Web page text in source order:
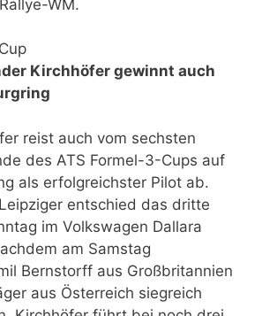
WM.
Kirchhöfer gewinnt auch
reist auch vom sechsten
des ATS Formel-3-Cups auf
als erfolgreichster Pilot ab.
entschied das dritte
im Volkswagen Dallara
am Samstag
Bernstorff aus Großbritannien
aus Österreich siegreich